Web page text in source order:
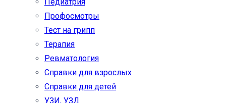
Педиатрия
Профосмотры
Тест на грипп
Терапия
Ревматология
Справки для взрослых
Справки для детей
УЗИ, УЗД